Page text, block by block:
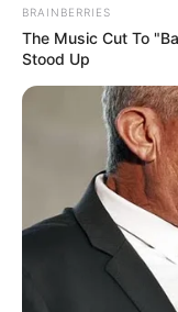
BRAINBERRIES
The Music Cut To
Stood Up